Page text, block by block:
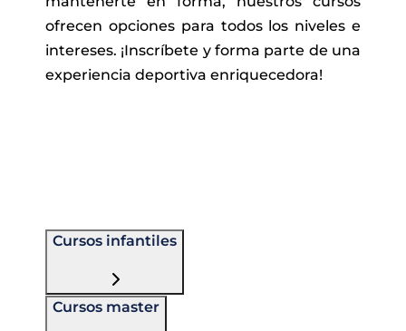
ofrecen opciones para todos los niveles e
intereses. ¡Inscríbete y forma parte de una
experiencia deportiva enriquecedora!
Cursos infantiles
Cursos master